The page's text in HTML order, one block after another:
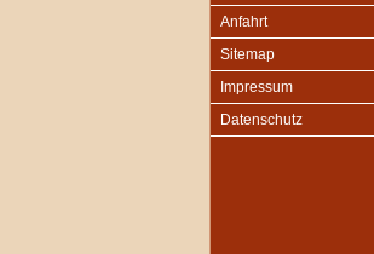
Anfahrt
Sitemap
Impressum
Datenschutz